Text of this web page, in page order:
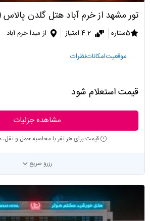
تور مشهد از خرم آباد هتل گلدن
5ستاره 4.2 امتیاز از مبدا خرم آباد
موقعیتامکاناتنظرات
قیمت استعلام شود
مشاهده جزئیات
قیمت برای هر نفر با محاسبه حمل و
رزرو سریع